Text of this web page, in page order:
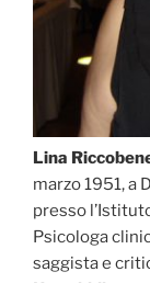
Lina
marzo 1951, a
presso
Psicologa
saggista e